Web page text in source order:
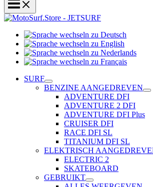
zu
Deutsch
wechseln
zuSprache
Français
SURF
BENZINE AANGEDREVEN
ADVENTURE DFI
ADVENTURE 2 DFI
ADVENTURE DFI Plus
CRUISER DFI
RACE DFI SL
TITANIUM DFI SL
ELEKTRISCH
ELECTRIC 2
SKATEBOARD
GEBRUIKT